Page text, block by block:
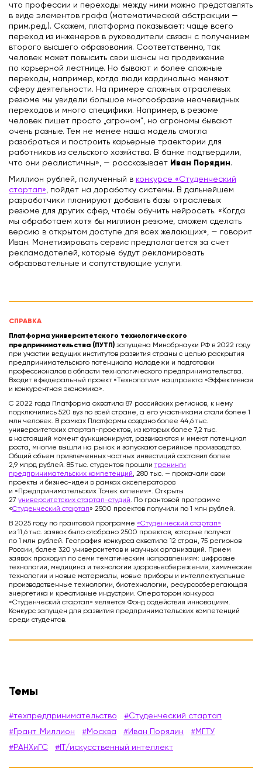
что профессии и переходы между ними можно представлять
в виде элементов графа (математической абстракции —
прим.ред.). Скажем, платформа показывает: чаще всего
переход из инженеров в руководители связан с получением
второго высшего образования. Соответственно, так
человек может повысить свои шансы на продвижение
по карьерной лестнице. Но бывают и более сложные
переходы, например, когда люди кардинально меняют
сферу деятельности. На примере сложных отраслевых
резюме мы увидели большое многообразие неочевидных
переходов и много специфики. Например, в резюме
человек пишет просто „агроном“, но агрономы бывают
очень разные. Тем не менее наша модель смогла
разобраться и построить карьерные траектории для
работников из сельского хозяйства. В банке подтвердили,
что они реалистичны», — рассказывает Иван Порядин.
Миллион рублей, полученный в конкурсе «Студенческий
стартап», пойдет на доработку системы. В дальнейшем
разработчики планируют добавить базы отраслевых
резюме для других сфер, чтобы обучить нейросеть. «Когда
мы обработаем хотя бы миллион резюме, сможем сделать
версию в открытом доступе для всех желающих», — говорит
Иван. Монетизировать сервис предполагается за счет
рекламодателей, которые будут рекламировать
образовательные и сопутствующие услуги.
Темы
#техпредпринимательство
#Студенческий стартап
#Грант_Миллион
#Москва #Иван Порядин
#МГТУ
#РАНХиГС
#IT/искусственный интеллект
СПРАВКА
Платформа университетского технологического
предпринимательства (ПУТП) запущена Минобрнауки РФ в 2022 году
при участии ведущих институтов развития страны с целью раскрытия
предпринимательского потенциала молодежи и подготовки
профессионалов в области технологического предпринимательства.
Входит в федеральный проект «Технологии» нацпроекта «Эффективная
и конкурентная экономика».
С 2022 года Платформа охватила 87 российских регионов, к нему
подключились 520 вуз по всей стране, а его участниками стали более 1
млн человек. В рамках Платформы создано более 44,6 тыс.
университетских стартап-проектов, из которых более 7,2 тыс.
в настоящий момент функционируют, развиваются и имеют потенциал
роста, многие вышли на рынок и запускают серийное производство.
Общий объем привлеченных частных инвестиций составил более
2,9 млрд рублей. 85 тыс. студентов прошли тренинги
предпринимательских компетенций, 280 тыс. — прокачали свои
проекты и бизнес-идеи в рамках акселераторов
и «Предпринимательских Точек кипения». Открыты
27 университетских стартап-студий. По грантовой программе
«Студенческий стартап» 2500 проектов получили по 1 млн рублей.
В 2025 году по грантовой программе «Студенческий стартап»
из 11,6 тыс. заявок было отобрано 2500 проектов, которые получат
по 1 млн рублей. География конкурса охватила 12 стран, 75 регионов
России, более 320 университетов и научных организаций. Прием
заявок проходил по семи тематическим направлениям: цифровые
технологии, медицина и технологии здоровьесбережения, химические
технологии и новые материалы, новые приборы и интеллектуальные
производственные технологии, биотехнологии, ресурсосберегающая
энергетика и креативные индустрии. Оператором конкурса
«Студенческий стартап» является Фонд содействия инновациям.
Конкурс запущен для развития предпринимательских компетенций
среди студентов.